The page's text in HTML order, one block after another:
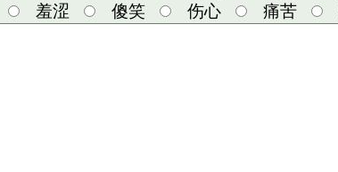
羞涩 傻笑 伤心 痛苦